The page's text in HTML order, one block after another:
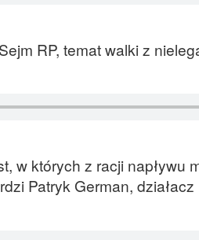
RP, temat walki z
w których z racji napływu
Patryk German,